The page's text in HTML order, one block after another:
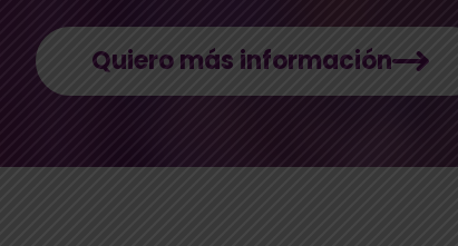
Quiero más información